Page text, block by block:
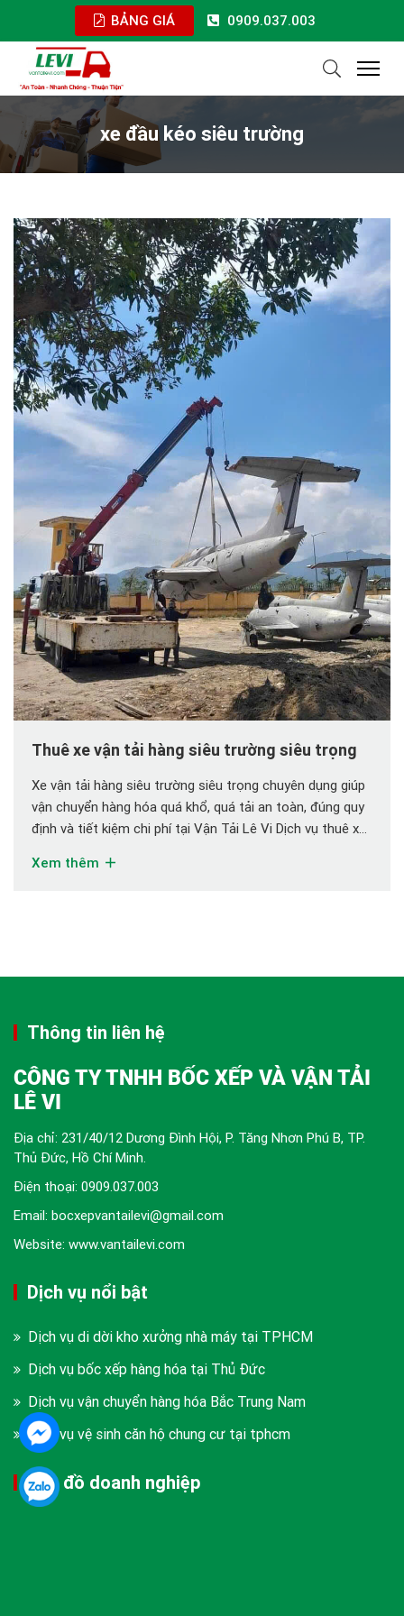
BẢNG GIÁ 0909.037.003
xe đầu kéo siêu trường
Thuê xe vận tải hàng siêu trường siêu trọng
Xe vận tải hàng siêu trường siêu trọng chuyên dụng giúp
vận chuyển hàng hóa quá khổ, quá tải an toàn, đúng quy
định và tiết kiệm chi phí tại Vận Tải Lê Vi Dịch vụ thuê xe
biệt trong các ngành xây dựng, […]
Xem thêm
Thông tin liên hệ
CÔNG TY TNHH BỐC XẾP VÀ VẬN TẢI
LÊ VI
Địa chỉ: 231/40/12 Dương Đình Hội, P. Tăng Nhơn Phú B, TP.
Thủ Đức, Hồ Chí Minh.
Điện thoại: 0909.037.003
Email: bocxepvantailevi@gmail.com
Website: www.vantailevi.com
Dịch vụ nổi bật
Dịch vụ di dời kho xưởng nhà máy tại TPHCM
Dịch vụ bốc xếp hàng hóa tại Thủ Đức
Dịch vụ vận chuyển hàng hóa Bắc Trung Nam
Dịch vụ vệ sinh căn hộ chung cư tại tphcm
Bản đồ doanh nghiệp